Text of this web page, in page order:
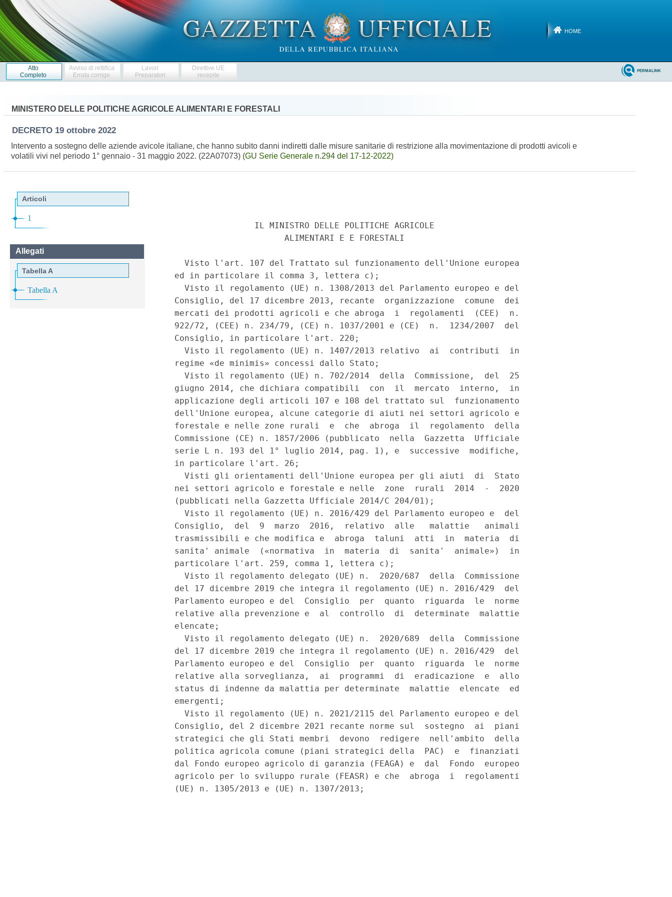
HOME
Atto
Completo
Avviso di rettifica
Errata corrige
Lavori
Preparatori
Direttive UE
recepite
PERMALINK
MINISTERO DELLE POLITICHE AGRICOLE ALIMENTARI E FORESTALI
DECRETO 19 ottobre 2022
Intervento a sostegno delle aziende avicole italiane, che hanno subito danni indiretti dalle misure sanitarie di restrizione alla movimentazione di prodotti avicoli e
volatili vivi nel periodo 1° gennaio - 31 maggio 2022. (22A07073) (GU Serie Generale n.294 del 17-12-2022)